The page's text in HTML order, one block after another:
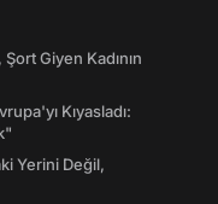
Giyen Kadının
Kıyasladı:
Yerini Değil,